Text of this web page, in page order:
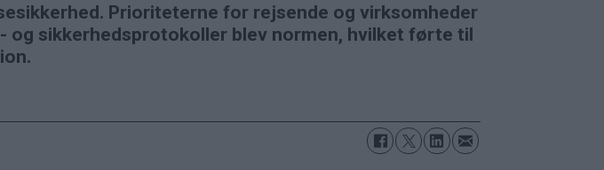
Prioriteterne for rejsende og virksomheder
og sikkerhedsprotokoller blev normen, hvilket førte til